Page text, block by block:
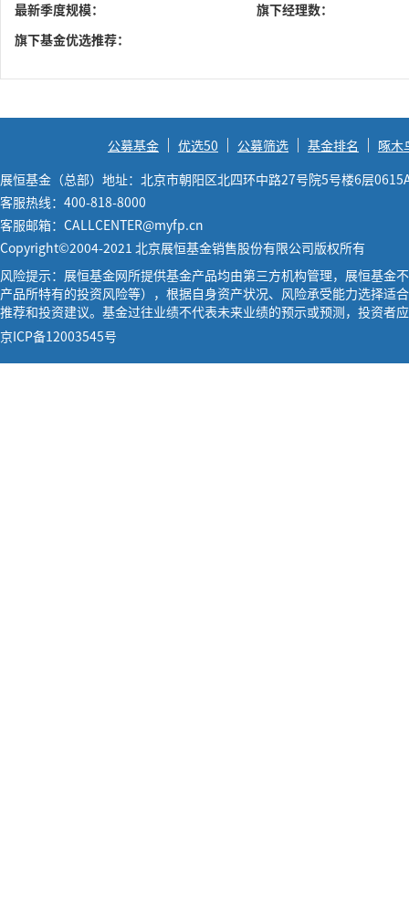
最新季度规模：
旗下经理数：
旗下基金优选推荐：
公募基金 优选50 公募筛选 基金排名
啄木
展恒基金（总部）地址：北京市朝阳区北四环中路27号院5号楼6层
客服热线：400-818-8000
客服邮箱：CALLCENTER@myfp.cn
Copyright©2004-2021 北京展恒基金销售股份有限公司版权所有
风险提示：展恒基金网所提供基金产品均由第三方机构管理，展恒基
产品所特有的投资风险等），根据自身资产状况、风险承受能力选择
推荐和投资建议。基金过往业绩不代表未来业绩的预示或预测，投资者
京ICP备12003545号